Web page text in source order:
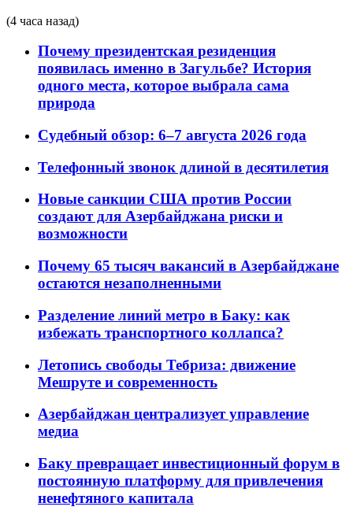
(4 часа назад)
Почему президентская резиденция
появилась именно в Загульбе? История
одного места, которое выбрала сама
природа
Судебный обзор: 6–7 августа 2026 года
Телефонный звонок длиной в десятилетия
Новые санкции США против России
создают для Азербайджана риски и
возможности
Почему 65 тысяч вакансий в Азербайджане
остаются незаполненными
Разделение линий метро в Баку: как
избежать транспортного коллапса?
Летопись свободы Тебриза: движение
Мешруте и современность
Азербайджан централизует управление
медиа
Баку превращает инвестиционный форум в
постоянную платформу для привлечения
ненефтяного капитала